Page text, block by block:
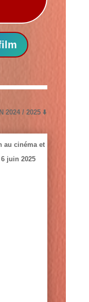
2024 / 2025 ⬇️
au cinéma et
juin 2025